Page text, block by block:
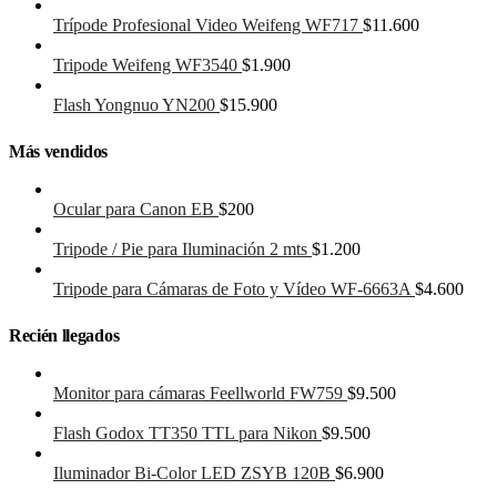
Trípode Profesional Video Weifeng WF717 $11.600
Tripode Weifeng WF3540 $1.900
Flash Yongnuo YN200 $15.900
Más vendidos
Ocular para Canon EB $200
Tripode / Pie para Iluminación 2 mts $1.200
Tripode para Cámaras de Foto y Vídeo WF-6663A $4.600
Recién llegados
Monitor para cámaras Feellworld FW759 $9.500
Flash Godox TT350 TTL para Nikon $9.500
Iluminador Bi-Color LED ZSYB 120B $6.900